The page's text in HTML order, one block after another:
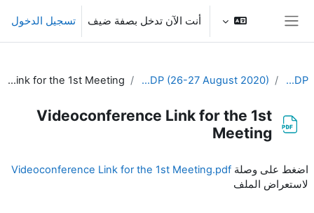
تخطى إلى المحتوى الرئيسي
أنت الآن تدخل بصفة ضيف تسجيل الدخول
EC-CDP
1st Meeting of the CDP (26-27 August 2020)
Videoconference Link for the 1st Meeting
Videoconference Link for the 1st
Meeting
اضغط على وصلة Videoconference Link for the 1st Meeting.pdf
لاستعراض الملف